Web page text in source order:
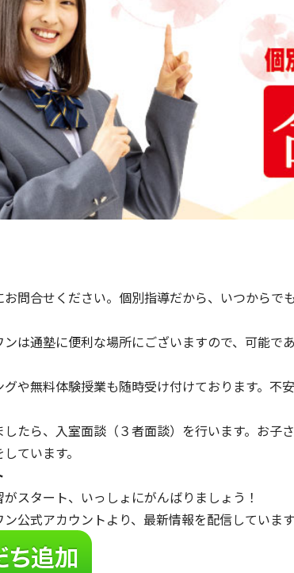
お問合せください。個別指導だから、いつからで
は通塾に便利な場所にございますので、可能で
グや無料体験授業も随時受け付けております。不
たら、入室面談（３者面談）を行います。お
ています。
スタート、いっしょにがんばりましょう！
公式アカウントより、最新情報を配信していま